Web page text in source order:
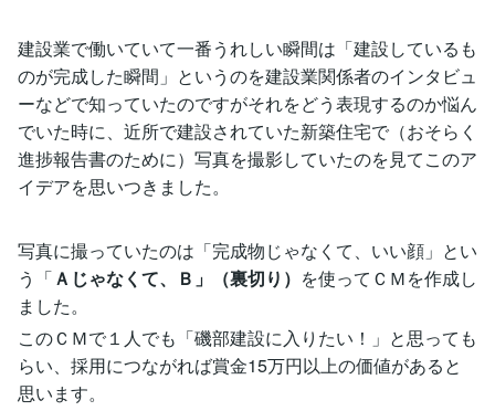
建設業で働いていて一番うれしい瞬間は「建設しているも
のが完成した瞬間」というのを建設業関係者のインタビュ
ーなどで知っていたのですがそれをどう表現するのか悩ん
でいた時に、近所で建設されていた新築住宅で（おそらく
進捗報告書のために）写真を撮影していたのを見てこのア
イデアを思いつきました。
写真に撮っていたのは「完成物じゃなくて、いい顔」とい
う「Ａじゃなくて、Ｂ」（裏切り） を使ってＣＭを作成し
ました。
このＣＭで１人でも「磯部建設に入りたい！」と思っても
らい、採用につながれば賞金15万円以上の価値があると
思います。